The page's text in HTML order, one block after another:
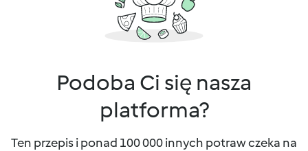
Podoba Ci się nasza
platforma?
Ten przepis i ponad 100 000 innych potraw czeka na